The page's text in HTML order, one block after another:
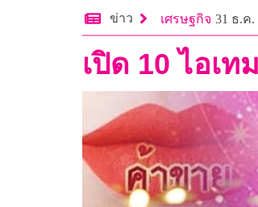
ข่าว เศรษฐกิจ 31 ธ.ค.
เปิด 10 ไอเ